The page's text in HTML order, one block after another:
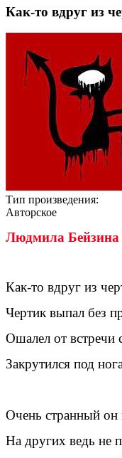
Как-то вдруг из
Тип произведения:
Авторское
Людмила Бейзина
Как-то вдруг из
Чертик выпал без
Ошалел от встречи
Закрутился под
Очень странный
На других ведь не